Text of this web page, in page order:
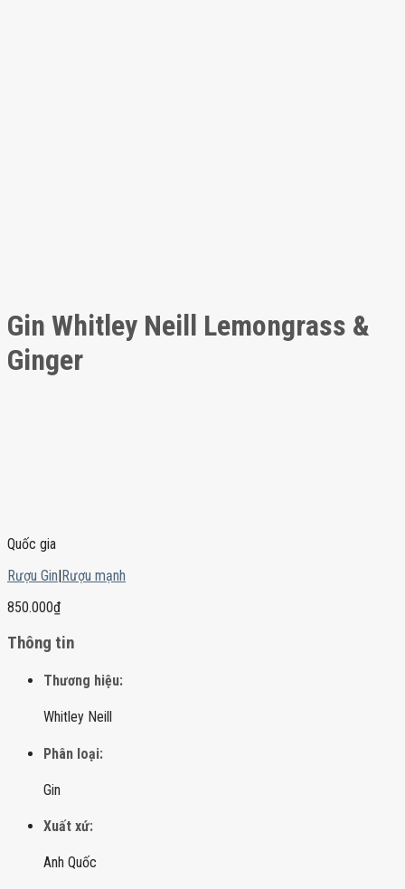
Gin Whitley Neill Lemongrass &
Ginger
Quốc gia
Rượu Gin|Rượu mạnh
850.000₫
Thông tin
Thương hiệu:
Whitley Neill
Phân loại:
Gin
Xuất xứ:
Anh Quốc